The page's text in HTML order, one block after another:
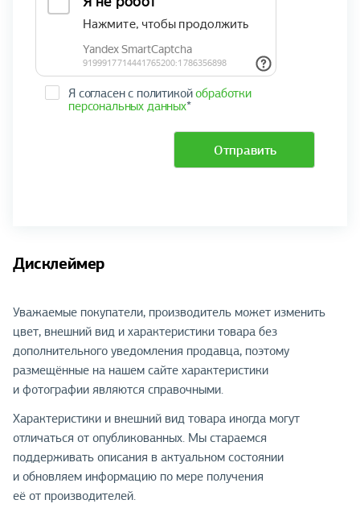
Я согласен с политикойобработки
персональных данных*
Отправить
Дисклеймер
Уважаемые покупатели, производитель может изменить
цвет, внешний вид и характеристики товара без
дополнительного уведомления продавца, поэтому
размещённые на нашем сайте характеристики
и фотографии являются справочными.
Характеристики и внешний вид товара иногда могут
отличаться от опубликованных. Мы стараемся
поддерживать описания в актуальном состоянии
и обновляем информацию по мере получения
её от производителей.